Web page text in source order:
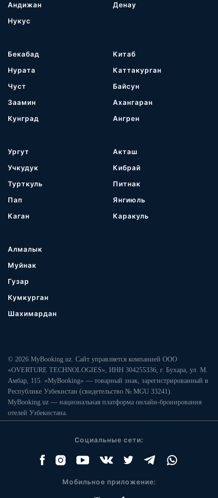
Андижан
Нукус
Денау
Бекабад
Нурата
Чуст
Заамин
Кунград
Китаб
Каттакурган
Байсун
Ахангаран
Ангрен
Ургут
Учкудук
Турткуль
Пап
Каган
Акташ
Кибрай
Питнак
Янгиюль
Каракуль
Алмалык
Муйнак
Гузар
Кумкурган
Шахимардан
© 2026 MyBooking.uz. Сайт управляется компанией ООО
«OVERTURE TECHNOLOGIES», ИНН 304255336, г. Бухара, ул. М.
Амбар, 115. «MyBooking» — товарный знак, зарегистрированный в
Республике Узбекистан (свидетельство № MGU 33241).
MyBooking.uz — национальная платформа онлайн-бронирования
отелей Узбекистана.
Социальные сети:
Мобильное приложение: